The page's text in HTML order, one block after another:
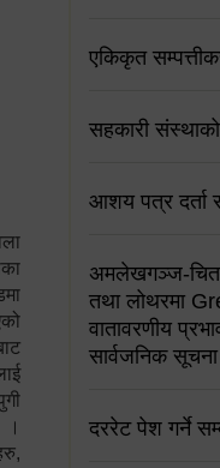
।
एकिकृत
सहकारी
आशय पत्र दर्ता
अमलेखगञ्ज-
तथा लोथरमा
वातावरणीय
सार्वजनिक सूचना
दररेट पेश गर्ने